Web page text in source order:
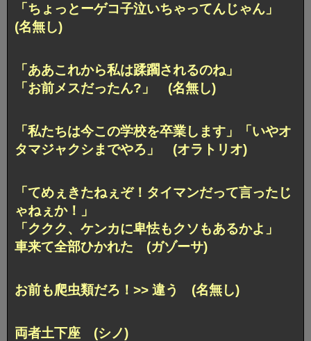
「ちょっとーゲコ子泣いちゃってんじゃん」
(名無し)
「ああこれから私は蹂躙されるのね」
「お前メスだったん?」 (名無し)
「私たちは今この学校を卒業します」「いやオ
タマジャクシまでやろ」 (オラトリオ)
「てめぇきたねぇぞ！タイマンだって言ったじ
ゃねぇか！」
「ククク、ケンカに卑怯もクソもあるかよ」
車来て全部ひかれた (ガゾーサ)
お前も爬虫類だろ！>> 違う (名無し)
両者土下座 (シノ)